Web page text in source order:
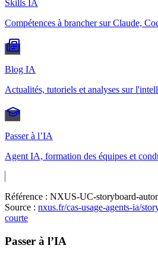
Skills IA
Compétences à brancher sur Claude,
Blog IA
Actualités, tutoriels et analyses sur
Passer à l’IA
Agent IA, formation des équipes et
Référence : NXUS-UC-storyboard-
Source : nxus.fr/cas-usage-agents-ia/
courte
Passer à l’IA